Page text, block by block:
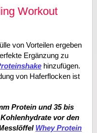
Workout
von Vorteilen ergeben
Ergänzung zu
hinzufügen.
von Haferflocken ist
Protein und 35 bis
vor den
Whey Protein